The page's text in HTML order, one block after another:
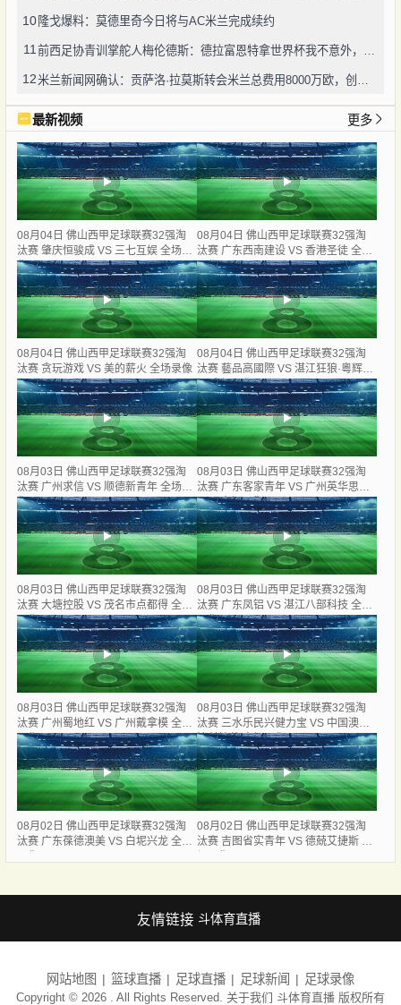
10 隆戈爆料：莫德里奇今日将与AC米兰完成续约
11
12
最新视频 更多
08月04日 佛山西甲足球联赛32强淘
汰赛 肇庆恒骏成 VS 三七互娱 全场录
像
08月04日 佛山西甲足球联赛32强淘
汰赛 广东西南建设 VS 香港圣徒 全场
录像
08月04日 佛山西甲足球联赛32强淘
汰赛 贪玩游戏 VS 美的薪火 全场录像
08月04日 佛山西甲足球联赛32强淘
汰赛 藝品高國際 VS 湛江狂狼·粵辉能
源 全场录像
08月03日 佛山西甲足球联赛32强淘
汰赛 广州求信 VS 顺德新青年 全场录
像
08月03日 佛山西甲足球联赛32强淘
汰赛 广东客家青年 VS 广州英华思力
U17 全场录像
08月03日 佛山西甲足球联赛32强淘
汰赛 大塘控股 VS 茂名市点都得 全场
录像
08月03日 佛山西甲足球联赛32强淘
汰赛 广东凤铝 VS 湛江八部科技 全场
录像
08月03日 佛山西甲足球联赛32强淘
汰赛 广州蜀地红 VS 广州戴拿模 全场
录像
08月03日 佛山西甲足球联赛32强淘
汰赛 三水乐民兴健力宝 VS 中国澳门
澳科精英 全场录像
08月02日 佛山西甲足球联赛32强淘
汰赛 广东葆德澳美 VS 白坭兴龙 全场
08月02日 佛山西甲足球联赛32强淘
汰赛 吉图省实青年 VS 德兢艾捷斯 全
友情链接 斗体育直播
网站地图 篮球直播 足球直播 足球新闻 足球录像
Copyright © 2026 . All Rights Reserved. 关于我们 斗体育直播 版权所有